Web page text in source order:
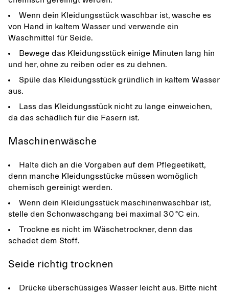
Wenn dein Kleidungsstück waschbar ist, wasche es
von Hand in kaltem Wasser und verwende ein
Waschmittel für Seide.
Bewege das Kleidungsstück einige Minuten lang hin
und her, ohne zu reiben oder es zu dehnen.
Spüle das Kleidungsstück gründlich in kaltem Wasser
aus.
Lass das Kleidungsstück nicht zu lange einweichen,
da das schädlich für die Fasern ist.
Maschinenwäsche
Halte dich an die Vorgaben auf dem Pflegeetikett,
denn manche Kleidungsstücke müssen womöglich
chemisch gereinigt werden.
Wenn dein Kleidungsstück maschinenwaschbar ist,
stelle den Schonwaschgang bei maximal 30 °C ein.
Trockne es nicht im Wäschetrockner, denn das
schadet dem Stoff.
Seide richtig trocknen
Drücke überschüssiges Wasser leicht aus. Bitte nicht